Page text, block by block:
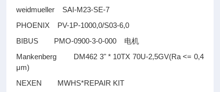
weidmueller SAI-M23-SE-7
PHOENIX PV-1P-1000,0/S03-6,0
BIBUS PMO-0900-3-0-000 电机
Mankenberg DM462 3" * 10TX 70U-2,5GV(Ra <= 0,4
μm)
NEXEN MWHS*REPAIR KIT